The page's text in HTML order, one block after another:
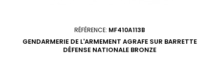
RÉFÉRENCE: MF410A113B
GENDARMERIE DE L'ARMEMENT AGRAFE SUR BARRETTE
DÉFENSE NATIONALE BRONZE